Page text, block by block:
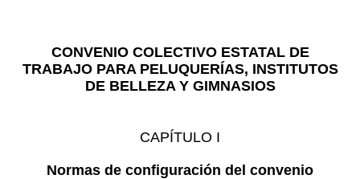
CONVENIO COLECTIVO ESTATAL DE
TRABAJO PARA PELUQUERÍAS, INSTITUTOS
DE BELLEZA Y GIMNASIOS
CAPÍTULO I
Normas de configuración del convenio